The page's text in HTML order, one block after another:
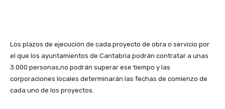
Los plazos de ejecución de cada proyecto de obra o servicio por
el que los ayuntamientos de Cantabria podrán contratar a unas
3.000 personas,no podrán superar ese tiempo y las
corporaciones locales determinarán las fechas de comienzo de
cada uno de los proyectos.